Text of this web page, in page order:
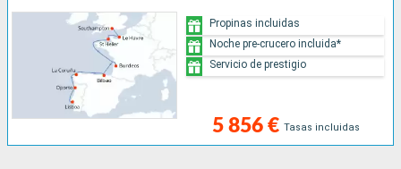
5 856 € Tasas incluidas
Propinas incluidas
Noche pre-crucero incluida*
Servicio de prestigio